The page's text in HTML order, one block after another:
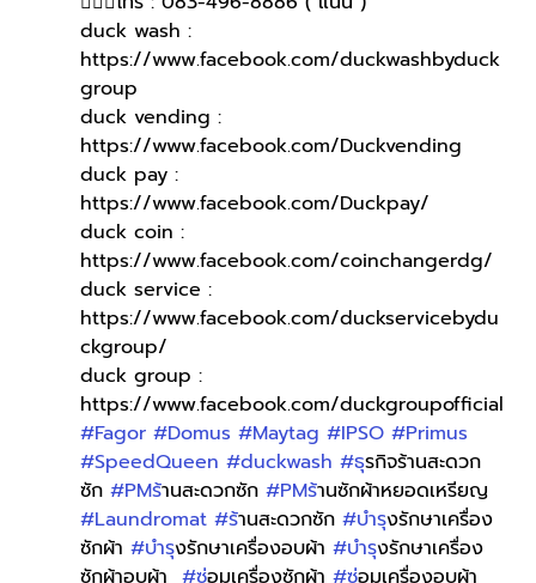
duck wash :
https://www.facebook.com/duckwashbyduck
group
duck vending :
https://www.facebook.com/Duckvending
duck pay :
https://www.facebook.com/Duckpay/
duck coin :
https://www.facebook.com/coinchangerdg/
duck service :
https://www.facebook.com/duckservicebydu
ckgroup/
duck group :
https://www.facebook.com/duckgroupofficial
#Fagor #Domus #Maytag #IPSO #Primus
#SpeedQueen #duckwash #ธุรกิจร้านสะดวก
ซัก #PMร้านสะดวกซัก #PMร้านซักผ้าหยอดเหรียญ
#Laundromat #ร้านสะดวกซัก #บำรุงรักษาเครื่อง
ซักผ้า #บำรุงรักษาเครื่องอบผ้า #บำรุงรักษาเครื่อง
ซักผ้าอบผ้า #ซ่อมเครื่องซักผ้า #ซ่อมเครื่องอบผ้า